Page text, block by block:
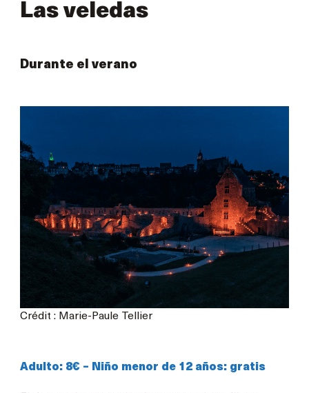
Las veledas
Durante el verano
Crédit : Marie-Paule Tellier
Adulto: 8€ – Niño menor de 12 años: gratis